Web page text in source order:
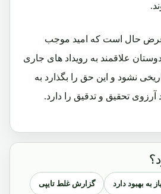
حال است که امید موجب
علاقمند به رویداد های جاری
نشود و این حق را بگذارد به
تحقیق و تدقیق را دارد.
به بهبود دارد گزارش غلط تایپی